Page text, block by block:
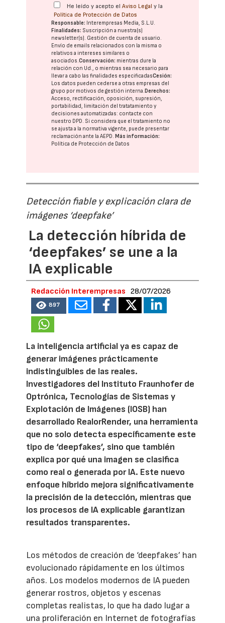
He leído y acepto elAviso Legal y la
Política de Protección de Datos
Responsable: Interempresas Media, S.L.U.
Finalidades: Suscripción a nuestra(s)
newsletter(s). Gestión de cuenta de usuario.
Envío de emails relacionados con la misma o
relativos a intereses similares o
asociados.Conservación: mientras dure la
relación con Ud., o mientras sea necesario para
llevar a cabo las finalidades especificadasCesión:
Los datos pueden cederse a otras empresas del
grupo por motivos de gestión interna. Derechos:
Acceso, rectificación, oposición, supresión,
portabilidad, limitación del tratatamiento y
decisiones automatizadas: contacte con
nuestro DPD. Si considera que el tratamiento no
se ajusta a la normativa vigente, puede presentar
reclamación ante laAEPD. Más información:
Política de Protección de Datos
Detección fiable y explicación clara de
imágenes ‘deepfake’
La detección híbrida de
‘deepfakes’ se une a la
IA explicable
Redacción Interempresas 28/07/2026
897
La inteligencia artificial ya es capaz de
generar imágenes prácticamente
indistinguibles de las reales.
Investigadores del Instituto Fraunhofer de
Optrónica, Tecnologías de Sistemas y
Explotación de Imágenes (IOSB) han
desarrollado RealorRender, una herramienta
que no solo detecta específicamente este
tipo de ‘deepfakes’, sino que también
explica por qué una imagen se clasifica
como real o generada por IA. Este nuevo
enfoque híbrido mejora significativamente
la precisión de la detección, mientras que
los procesos de IA explicable garantizan
resultados transparentes.
Los métodos de creación de ‘deepfakes’ han
evolucionado rápidamente en los últimos
años. Los modelos modernos de IA pueden
generar rostros, objetos y escenas
completas realistas, lo que ha dado lugar a
una proliferación en Internet de fotografías